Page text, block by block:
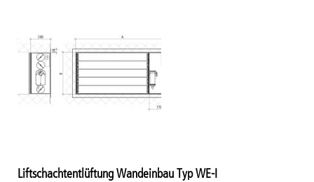
Liftschachtentlüftung Wandeinbau Typ WE-I